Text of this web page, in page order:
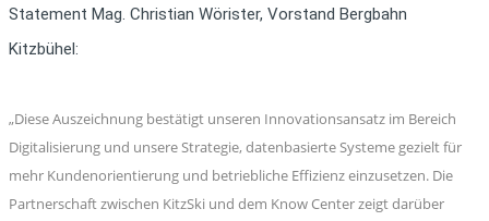
Statement Mag. Christian Wörister, Vorstand Bergbahn
Kitzbühel:
„Diese Auszeichnung bestätigt unseren Innovationsansatz im Bereich
Digitalisierung und unsere Strategie, datenbasierte Systeme gezielt für
mehr Kundenorientierung und betriebliche Effizienz einzusetzen. Die
Partnerschaft zwischen KitzSki und dem Know Center zeigt darüber